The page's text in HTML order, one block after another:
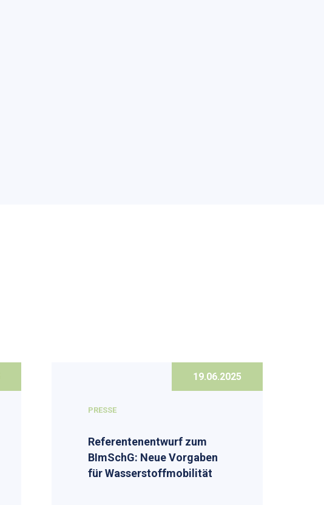
19.06.2025
PRESSE
Referentenentwurf zum
BImSchG: Neue Vorgaben
für Wasserstoffmobilität